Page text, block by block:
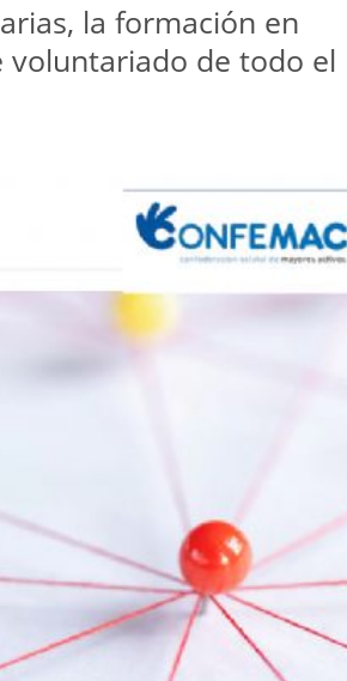
la formación en
de todo el